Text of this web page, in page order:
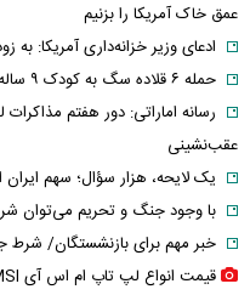
عمق خاک آمریکا را بزنیم
ادعای وزیر خزانه‌داری آمریکا: به
حمله ۶ قلاده سگ به کودک ۹ ساله در سنندج
رسانه اماراتی: دور هفتم مذاکرات
عقب‌نشینی
یک لایحه، هزار سؤال؛ سهم
با وجود جنگ و تحریم می‌توان
خبر مهم برای بازنشستگان/ شرط
قیمت انواع لپ تاپ ام اس آی MSI + جدول